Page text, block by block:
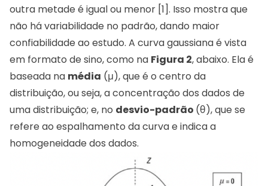
outra metade é igual ou menor [1]. Isso mostra que
não há variabilidade no padrão, dando maior
confiabilidade ao estudo. A curva gaussiana é vista
em formato de sino, como na Figura 2, abaixo. Ela é
baseada na média (μ), que é o centro da
distribuição, ou seja, a concentração dos dados de
uma distribuição; e, no desvio-padrão (θ), que se
refere ao espalhamento da curva e indica a
homogeneidade dos dados.